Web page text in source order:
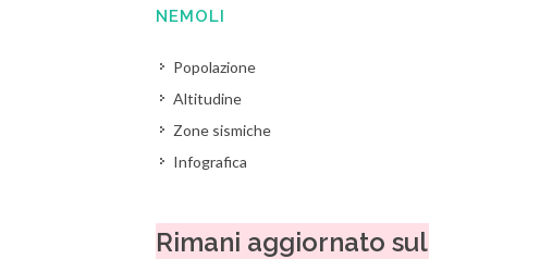
NEMOLI
Popolazione
Altitudine
Zone sismiche
Infografica
Rimani aggiornato sul